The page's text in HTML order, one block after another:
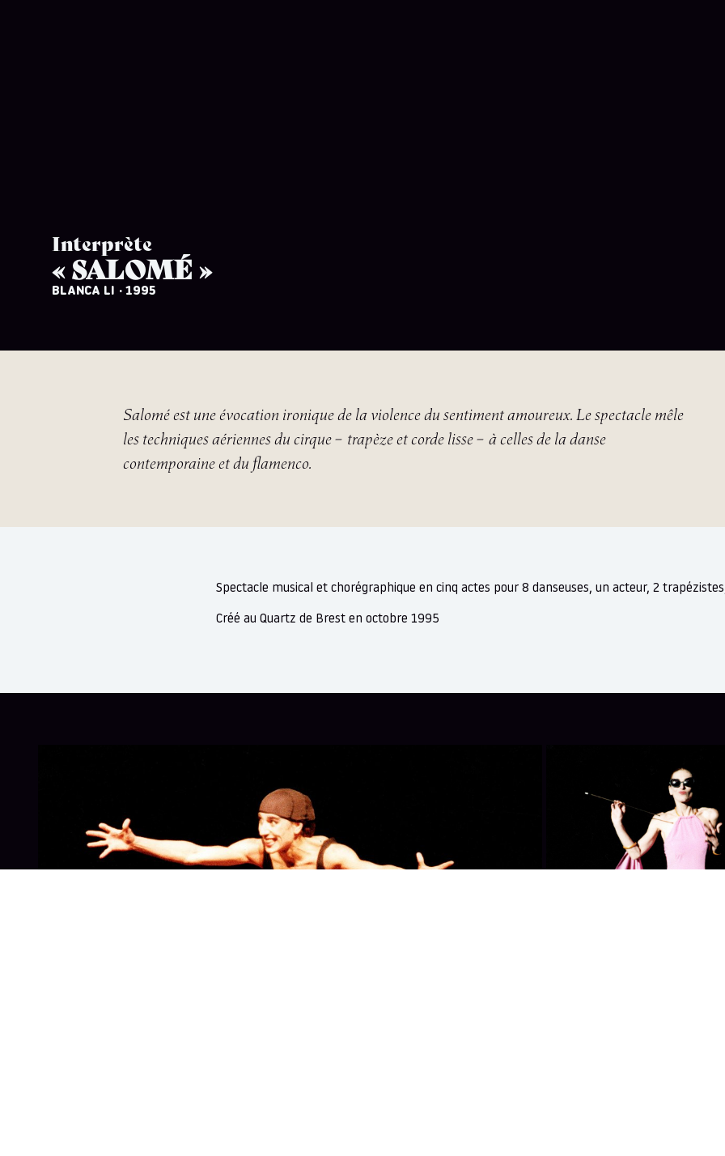
Interprète
« SALOMÉ »
BLANCA LI · 1995
Saloméest une évocation ironique de la violence du sentiment amoureux. Le spectacle mêle
les techniques aériennes du cirque – trapèze et corde lisse – à celles de la danse
contemporaine et du flamenco.
Spectacle musical et chorégraphique en cinq actes pour 8 danseuses, un acteur, 2
Créé au Quartz de Brest en octobre 1995